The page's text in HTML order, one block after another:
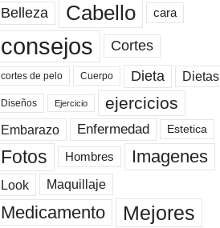
Belleza Cabello cara
consejos Cortes
cortes de pelo Cuerpo Dieta Dietas
Diseños Ejercicio ejercicios
Embarazo Enfermedad Estetica
Fotos Hombres Imagenes
Look Maquillaje
Medicamento Mejores